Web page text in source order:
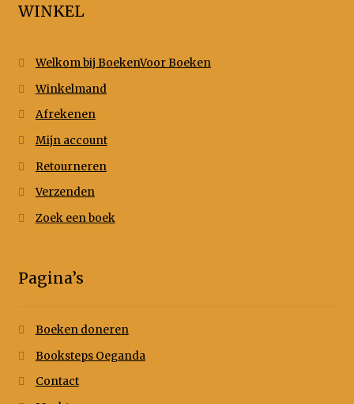
WINKEL
Welkom bij BoekenVoor Boeken
Winkelmand
Afrekenen
Mijn account
Retourneren
Verzenden
Zoek een boek
Pagina’s
Boeken doneren
Booksteps Oeganda
Contact